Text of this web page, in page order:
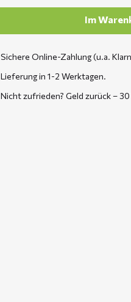
Im
Sichere Online-Zahlung (u.a.
Lieferung in 1-2 Werktagen.
Nicht zufrieden? Geld zurück – 30